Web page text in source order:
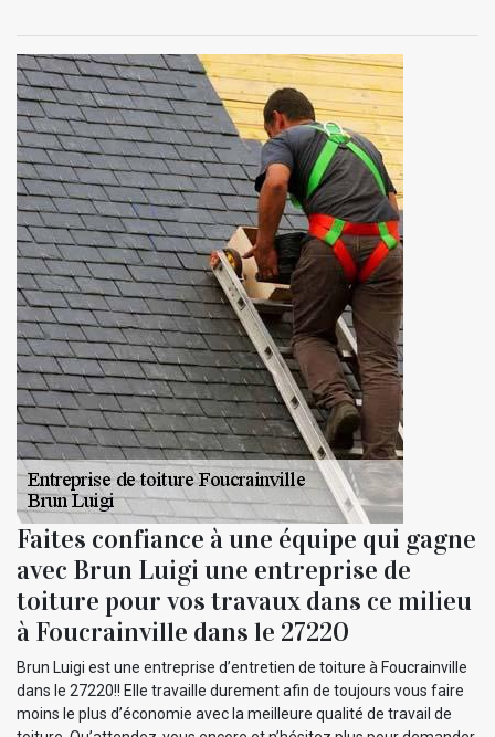
Faites confiance à une équipe qui gagne
avec Brun Luigi une entreprise de
toiture pour vos travaux dans ce milieu
à Foucrainville dans le 27220
Brun Luigi est une entreprise d’entretien de toiture à Foucrainville
dans le 27220!! Elle travaille durement afin de toujours vous faire
moins le plus d’économie avec la meilleure qualité de travail de